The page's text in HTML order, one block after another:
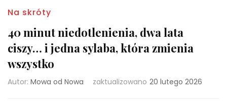
Na skróty
40 minut niedotlenienia, dwa lata
ciszy… i jedna sylaba, która zmienia
wszystko
Autor: Mowa od Nowa zaktualizowano 20 lutego 2026